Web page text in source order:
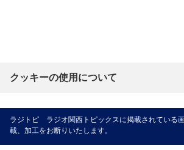
クッキーの使用について
ラジトピ ラジオ関西トピックスに掲載されている
載、加工をお断りいたします。